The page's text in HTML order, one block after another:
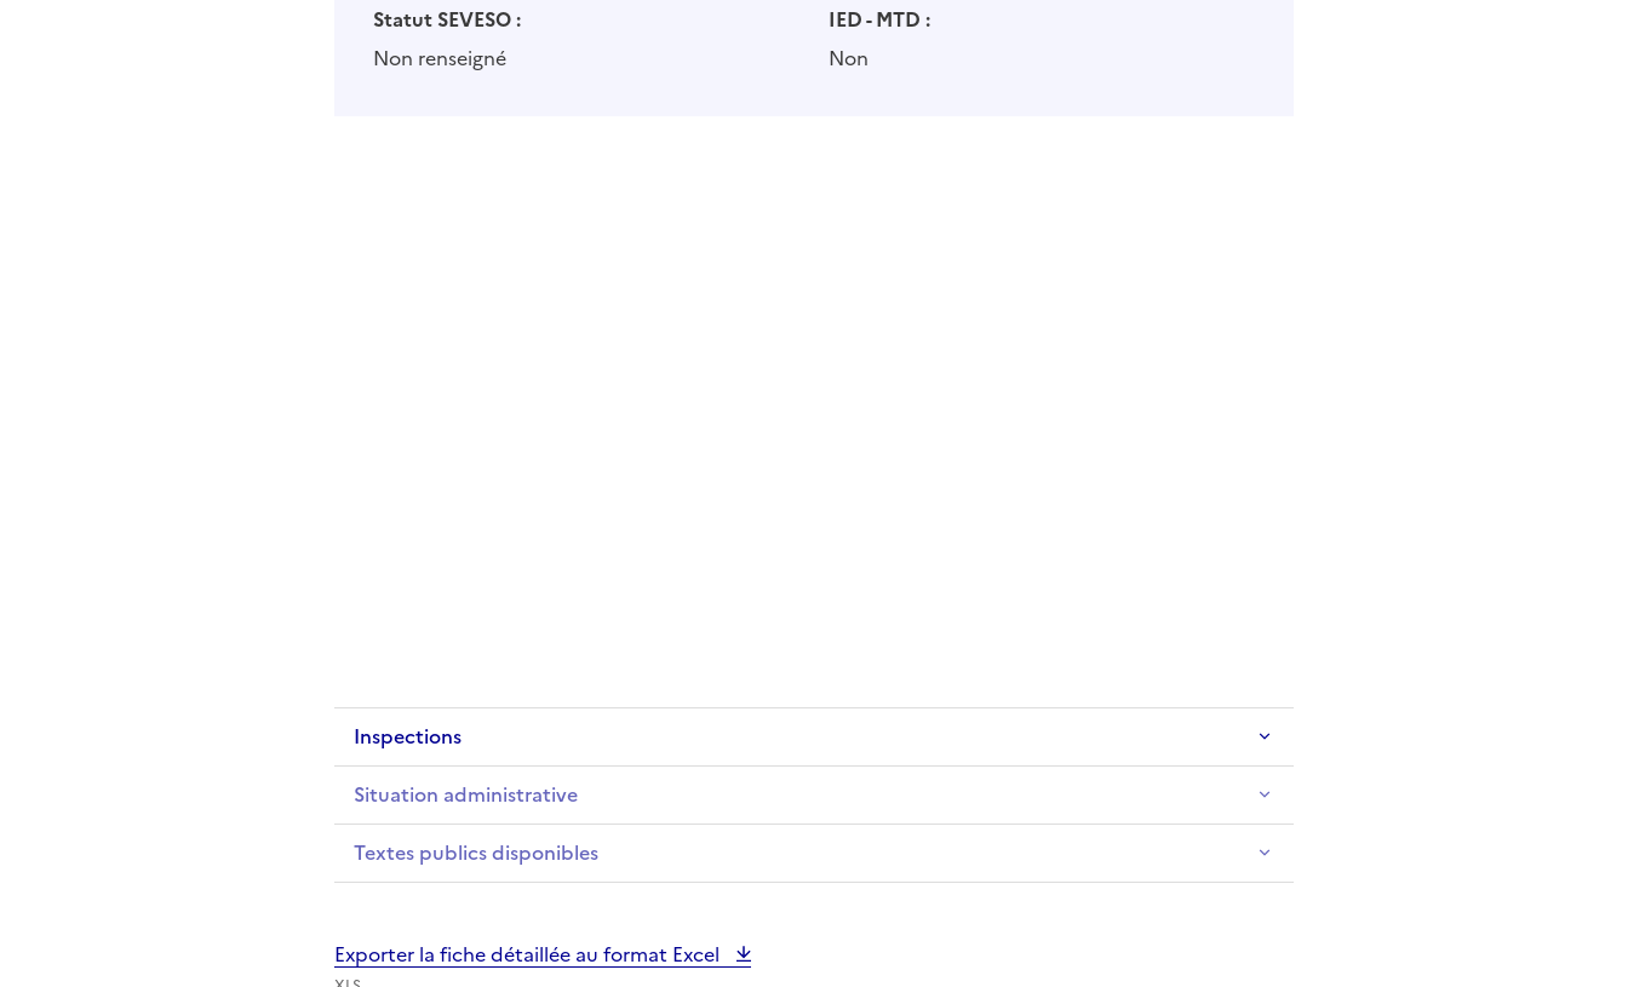
Statut SEVESO :
Non renseigné
IED - MTD :
Non
Inspections
Situation administrative
Textes publics disponibles
Exporter la fiche détaillée au format Excel